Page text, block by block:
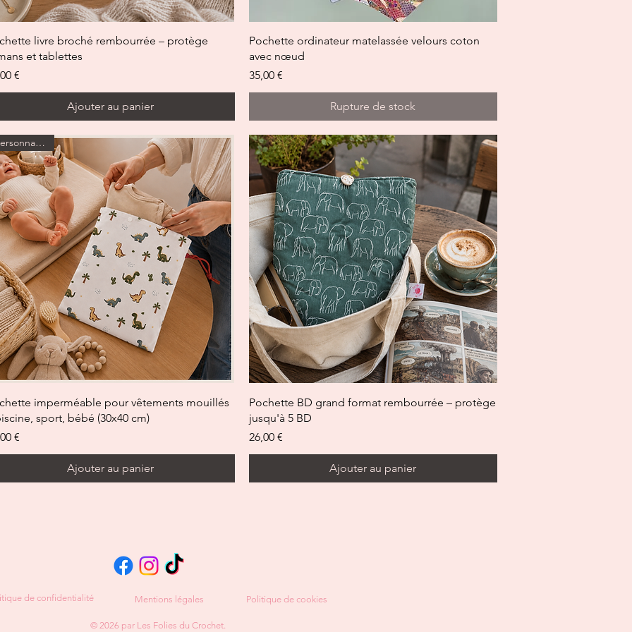
Aperçu rapide
livre broché rembourrée – protège
et tablettes
€
Ajouter au panier
Aperçu rapide
Pochette ordinateur matelassée velours coton
avec nœud
Prix
35,00 €
Rupture de stock
Aperçu rapide
Personnalisable
imperméable pour vêtements mouillés
sport, bébé (30x40 cm)
€
Ajouter au panier
Aperçu rapide
Pochette BD grand format rembourrée – protège
jusqu'à 5 BD
Prix
26,00 €
Ajouter au panier
© 2026 par Les Folies du Crochet.
de confidentialité Mentions légales Politique de cookies